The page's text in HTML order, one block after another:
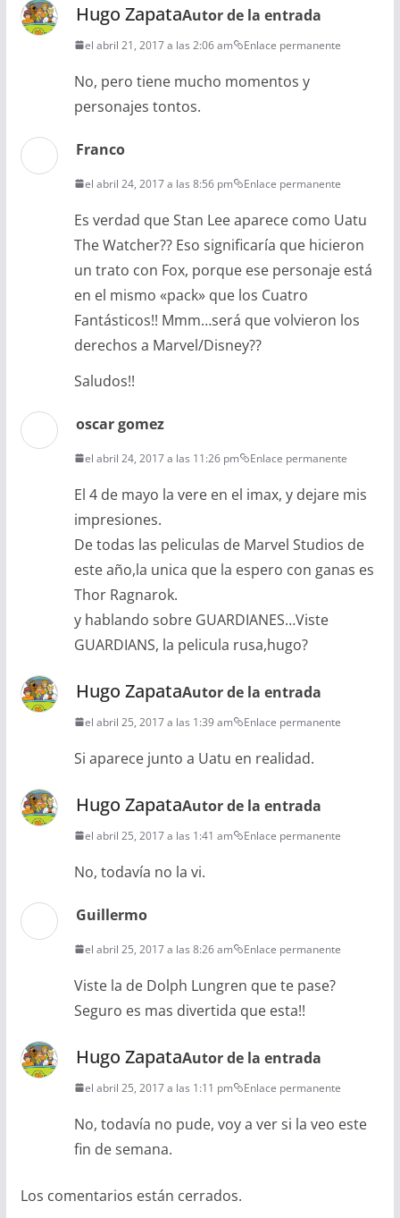
Hugo ZapataAutor de la entrada
el abril 21, 2017 a las 2:06 am Enlace permanente
No, pero tiene mucho momentos y
personajes tontos.
Franco
el abril 24, 2017 a las 8:56 pm Enlace permanente
Es verdad que Stan Lee aparece como Uatu
The Watcher?? Eso significaría que hicieron
un trato con Fox, porque ese personaje está
en el mismo «pack» que los Cuatro
Fantásticos!! Mmm…será que volvieron los
derechos a Marvel/Disney??
Saludos!!
oscar gomez
el abril 24, 2017 a las 11:26 pm Enlace permanente
El 4 de mayo la vere en el imax, y dejare mis
impresiones.
De todas las peliculas de Marvel Studios de
este año,la unica que la espero con ganas es
Thor Ragnarok.
y hablando sobre GUARDIANES…Viste
GUARDIANS, la pelicula rusa,hugo?
Hugo ZapataAutor de la entrada
el abril 25, 2017 a las 1:39 am Enlace permanente
Si aparece junto a Uatu en realidad.
Hugo ZapataAutor de la entrada
el abril 25, 2017 a las 1:41 am Enlace permanente
No, todavía no la vi.
Guillermo
el abril 25, 2017 a las 8:26 am Enlace permanente
Viste la de Dolph Lungren que te pase?
Seguro es mas divertida que esta!!
Hugo ZapataAutor de la entrada
el abril 25, 2017 a las 1:11 pm Enlace permanente
No, todavía no pude, voy a ver si la veo este
fin de semana.
Los comentarios están cerrados.